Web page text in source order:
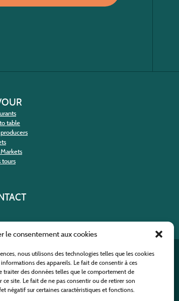
le consentement aux cookies
nous utilisons des technologies telles que les cookies
des appareils. Le fait de consentir à ces
traiter des données telles que le comportement de
ce site. Le fait de ne pas consentir ou de retirer son
négatif sur certaines caractéristiques et fonctions.
table
tours